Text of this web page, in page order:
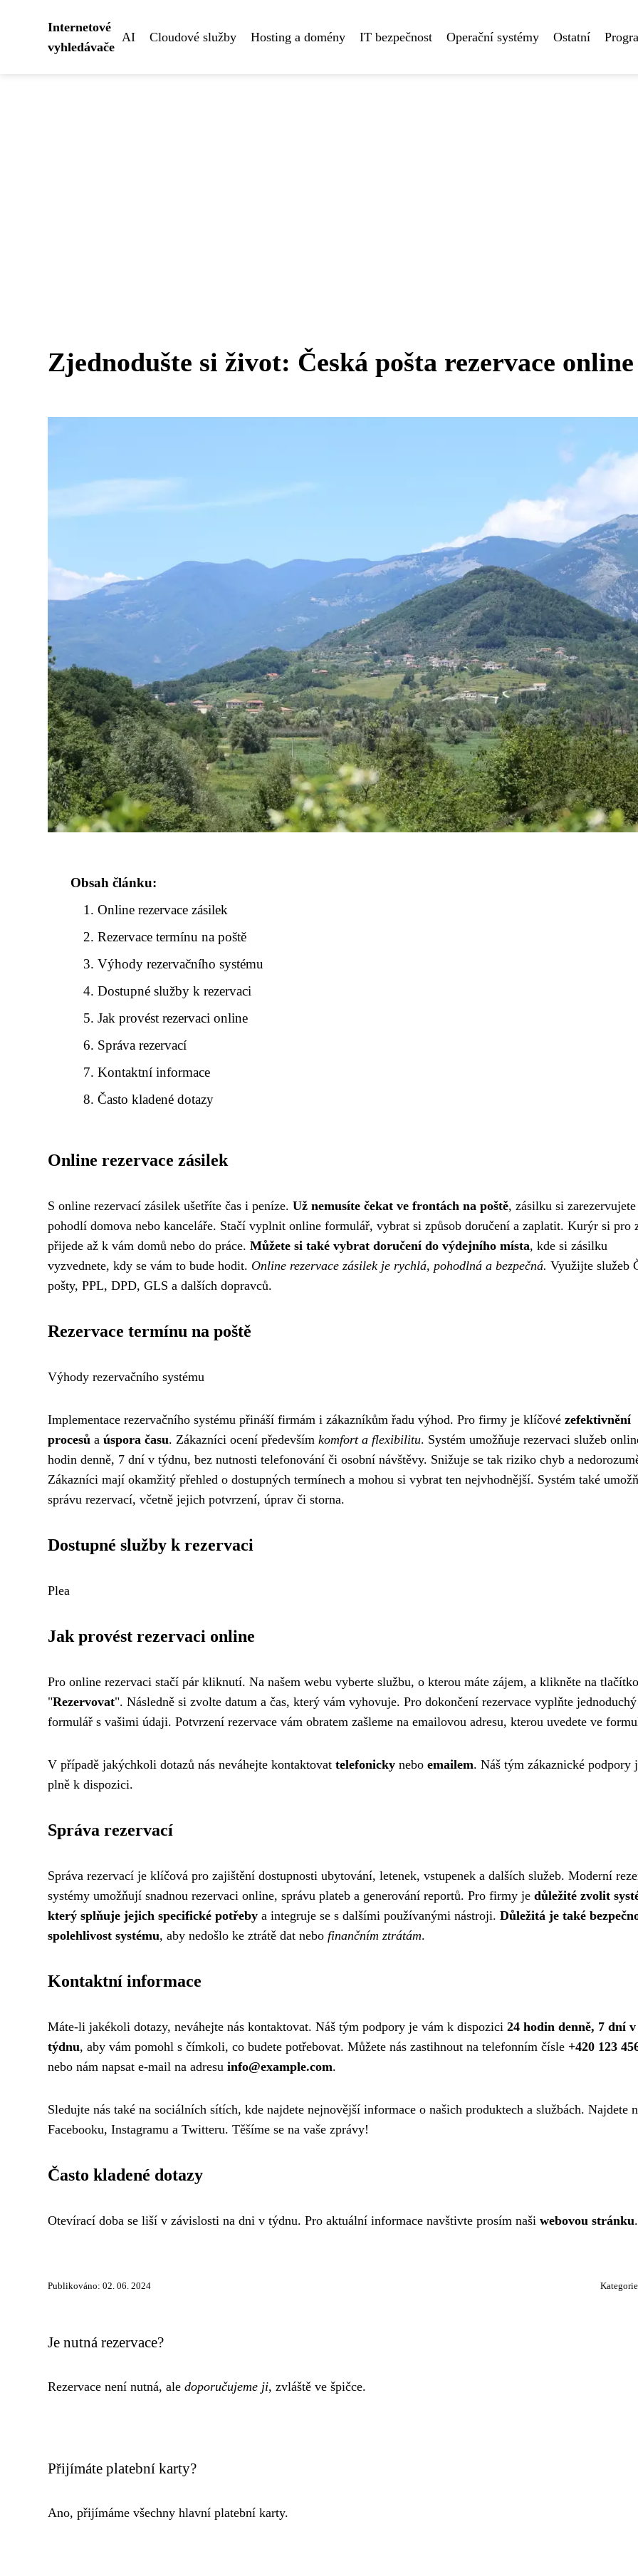
Internetové
vyhledávače
AI Cloudové služby Hosting a domény IT bezpečnost Operační systémy Ostatní
Zjednodušte si život: Česká pošta rezervace online
Obsah článku:
Online rezervace zásilek
Rezervace termínu na poště
Výhody rezervačního systému
Dostupné služby k rezervaci
Jak provést rezervaci online
Správa rezervací
Kontaktní informace
Často kladené dotazy
Online rezervace zásilek
S online rezervací zásilek ušetříte čas i peníze. Už nemusíte čekat ve frontách na poště, zásilku si
pohodlí domova nebo kanceláře. Stačí vyplnit online formulář, vybrat si způsob doručení a zaplatit. Kurýr si pro
přijede až k vám domů nebo do práce. Můžete si také vybrat doručení do výdejního místa, kde si zásilku
vyzvednete, kdy se vám to bude hodit. Online rezervace zásilek je rychlá, pohodlná a bezpečná. Využijte služeb
pošty, PPL, DPD, GLS a dalších dopravců.
Rezervace termínu na poště
Výhody rezervačního systému
Implementace rezervačního systému přináší firmám i zákazníkům řadu výhod. Pro firmy je klíčové zefektivnění
procesů a úspora času. Zákazníci ocení především komfort a flexibilitu. Systém umožňuje rezervaci služeb
hodin denně, 7 dní v týdnu, bez nutnosti telefonování či osobní návštěvy. Snižuje se tak riziko chyb a
Zákazníci mají okamžitý přehled o dostupných termínech a mohou si vybrat ten nejvhodnější. Systém také
správu rezervací, včetně jejich potvrzení, úprav či storna.
Dostupné služby k rezervaci
Plea
Jak provést rezervaci online
Pro online rezervaci stačí pár kliknutí. Na našem webu vyberte službu, o kterou máte zájem, a klikněte na tlačítko
"Rezervovat". Následně si zvolte datum a čas, který vám vyhovuje. Pro dokončení rezervace vyplňte jednoduchý
formulář s vašimi údaji. Potvrzení rezervace vám obratem zašleme na emailovou adresu, kterou uvedete ve
V případě jakýchkoli dotazů nás neváhejte kontaktovat telefonicky nebo emailem. Náš tým zákaznické podpory
plně k dispozici.
Správa rezervací
Správa rezervací je klíčová pro zajištění dostupnosti ubytování, letenek, vstupenek a dalších služeb. Moderní
systémy umožňují snadnou rezervaci online, správu plateb a generování reportů. Pro firmy je důležité zvolit
který splňuje jejich specifické potřeby a integruje se s dalšími používanými nástroji. Důležitá je také
spolehlivost systému, aby nedošlo ke ztrátě dat nebo finančním ztrátám.
Kontaktní informace
Máte-li jakékoli dotazy, neváhejte nás kontaktovat. Náš tým podpory je vám k dispozici 24 hodin denně, 7 dní v
týdnu, aby vám pomohl s čímkoli, co budete potřebovat. Můžete nás zastihnout na telefonním čísle +420 123
nebo nám napsat e-mail na adresu info@example.com.
Sledujte nás také na sociálních sítích, kde najdete nejnovější informace o našich produktech a službách. Najdete
Facebooku, Instagramu a Twitteru. Těšíme se na vaše zprávy!
Často kladené dotazy
Otevírací doba se liší v závislosti na dni v týdnu. Pro aktuální informace navštivte prosím naši webovou stránku.
Je nutná rezervace?
Rezervace není nutná, ale doporučujeme ji, zvláště ve špičce.
Přijímáte platební karty?
Ano, přijímáme všechny hlavní platební karty.
Publikováno: 02. 06. 2024